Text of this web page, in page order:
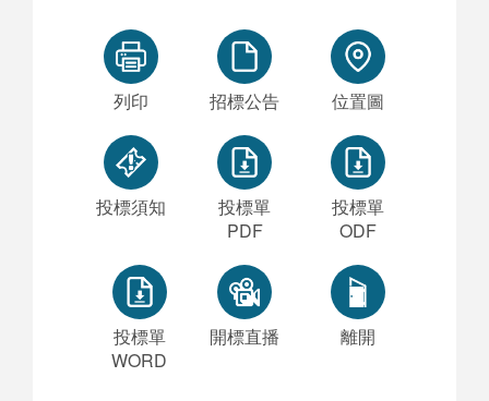
列印 招標公告 位置圖
投標須知
投標單
PDF
投標單
ODF
投標單
WORD
開標直播 離開